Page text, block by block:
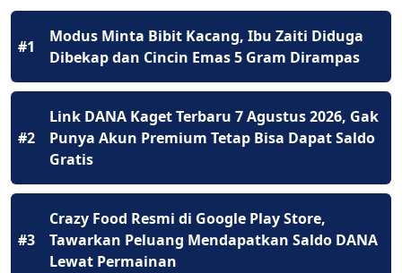
#1
Modus Minta Bibit Kacang, Ibu Zaiti Diduga
Dibekap dan Cincin Emas 5 Gram Dirampas
#2
Link DANA Kaget Terbaru 7 Agustus 2026, Gak
Punya Akun Premium Tetap Bisa Dapat Saldo
Gratis
#3
Crazy Food Resmi di Google Play Store,
Tawarkan Peluang Mendapatkan Saldo DANA
Lewat Permainan